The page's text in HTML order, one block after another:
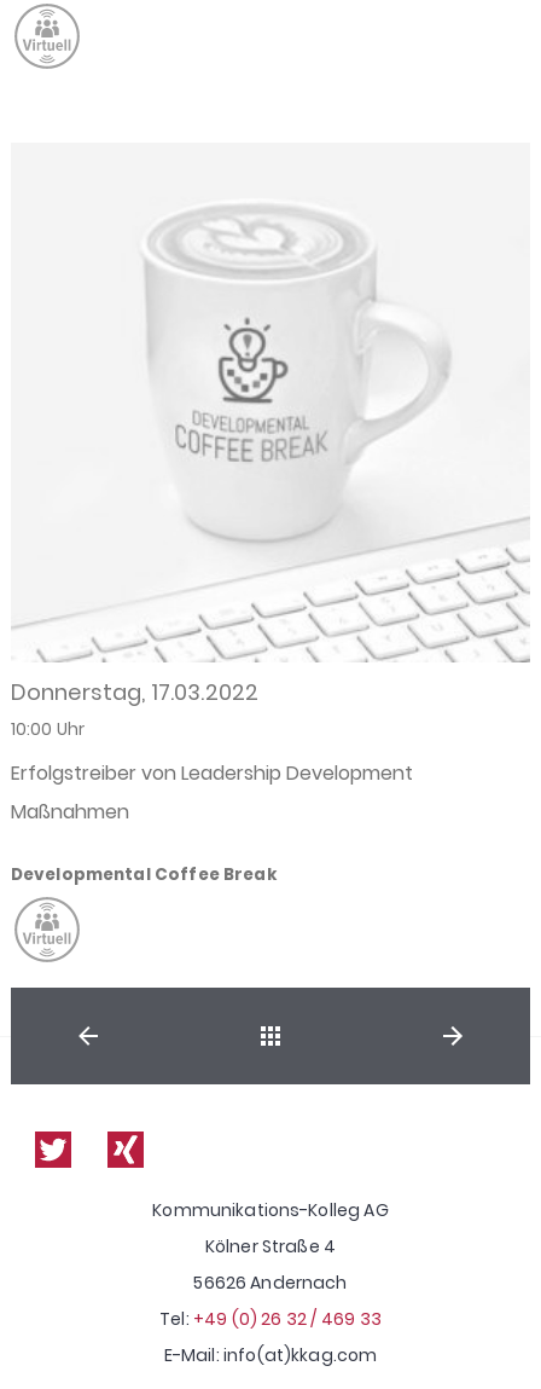
Donnerstag, 17.03.2022
10:00 Uhr
Erfolgstreiber von Leadership Development
Maßnahmen
Developmental Coffee Break
Kommunikations-Kolleg AG
Kölner Straße 4
56626 Andernach
Tel: +49 (0) 26 32 / 469 33
E-Mail: info(at)kkag.com